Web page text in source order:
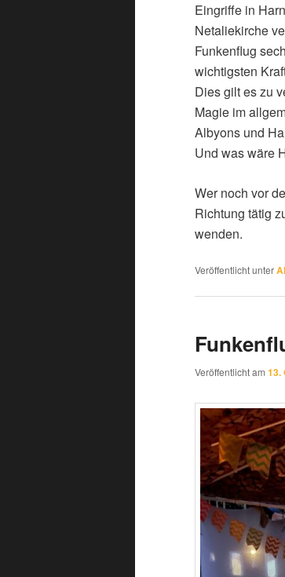
Eingriffe in
Netaliekirche
Funkenflug
wichtigsten
Dies gilt es zu
Magie im
Albyons und
Und was wäre
Wer noch vor
Richtung tätig
wenden.
Veröffentlicht unter
Veröffentlicht am 13.